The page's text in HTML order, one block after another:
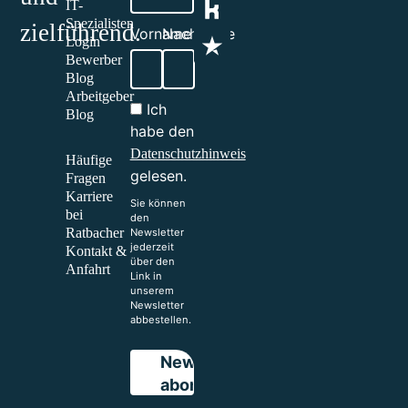
zielführend.​
IT-
Spezialisten
Login
Bewerber
Blog
Arbeitgeber
Blog
Häufige
Fragen
Karriere
bei
Ratbacher
Kontakt &
Anfahrt
VornameNachname
Ich
habe den
Datenschutzhinweis
gelesen.
Sie können
den
Newsletter
jederzeit
über den
Link in
unserem
Newsletter
abbestellen.